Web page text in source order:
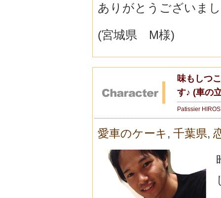
ありがとうございま
(宮城県 M様)
味もしつ
す♪ (車の
Patissier
愛車のケーキ , 千葉県,